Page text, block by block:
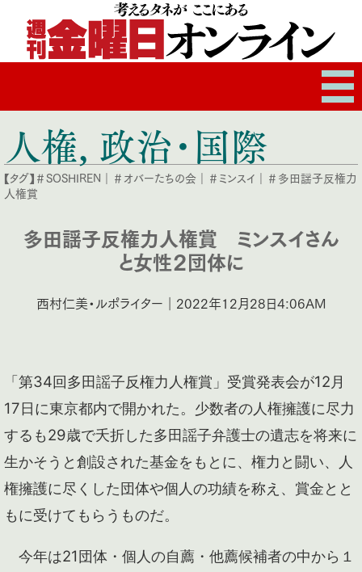
人権, 政治・国際
【タグ】＃SOSHIREN ｜ ＃オバーたちの会 ｜ ＃ミンスイ ｜ ＃多田謡子反権力
人権賞
多田謡子反権力人権賞 ミンスイさん
と女性２団体に
西村仁美・ルポライター｜2022年12月28日4:06AM
「第34回多田謡子反権力人権賞」受賞発表会が12月
17日に東京都内で開かれた。少数者の人権擁護に尽力
するも29歳で夭折した多田謡子弁護士の遺志を将来に
生かそうと創設された基金をもとに、権力と闘い、人
権擁護に尽くした団体や個人の功績を称え、賞金とと
もに受けてもらうものだ。
今年は21団体・個人の自薦・他薦候補者の中から１